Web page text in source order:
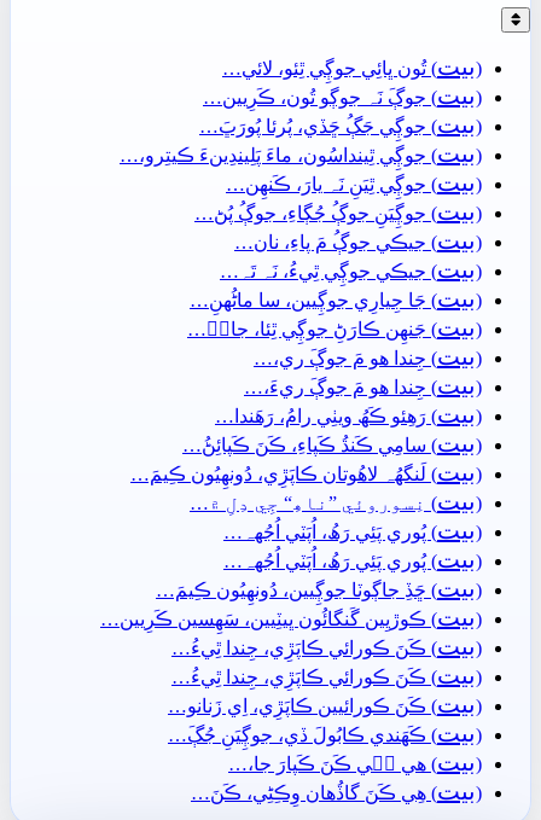
(بيت) تُون ڀائِي جوڳِي ٿِئو، لائي…
(بيت) جوڳَ نَہ جوڳو تُون، ڪَرِيين…
(بيت) جوڳِي جَڳُ ڇَڏي، پُرئا پُورَڀَ…
(بيت) جوڳِي ٿِينداسُون، ماءَ پَلِيندِينءَ ڪيتِرو،…
(بيت) جوڳِي ٿِيَنِ نَہ يارَ، ڪَنھِن…
(بيت) جوڳِيَنِ جوڳُ جُڳاءِ، جوڳُ پُڻ…
(بيت) جيڪي جوڳُ مَ پاءِ، نان…
(بيت) جيڪي جوڳِي ٿِيءُ، نَہ تَہ…
(بيت) جَا جِيارِي جوڳِيين، سا ماڻُهنِ…
(بيت) جَنھِن ڪارَڻِ جوڳِي ٿِئا، جانۡ…
(بيت) جِندا ھو مَ جوڳَ ري،…
(بيت) جِندا ھو مَ جوڳَ ريءَ،…
(بيت) رَھِئو ڪَھُ ويٺِي رامُ، رَھَندا…
(بيت) سامِي ڪَنڌُ ڪَپاءِ، ڪَنَ ڪَپائِڻُ…
(بيت) لَنگهُہ لاھُوتان ڪاپَڙِي، دُونھِيُون ڪِيمَ…
(بيت) نِسوروئي ”ناھِ“ جِي دِلِ ۾…
(بيت) پُوري پَئِي رَھُ، اُپَٽي اُجُهہ…
(بيت) پُوري پَئِي رَھُ، اُپَٽي اُجُهہ…
(بيت) ڇَڏِ جاڳوٽا جوڳِيين، دُونھِيُون ڪِيمَ…
(بيت) ڪوڙيِين گَنگائُون ڀيٽِيين، سَھِسين ڪَرِيين…
(بيت) ڪَنَ ڪورائي ڪاپَڙِي، جِندا ٿِيءُ…
(بيت) ڪَنَ ڪورائي ڪاپَڙِي، جِندا ٿِيءُ…
(بيت) ڪَنَ ڪورائيين ڪاپَڙِي، اِي زَنانو…
(بيت) ڪَھَندي ڪابُولَ ڏي، جوڳِيَنِ جُڳَ…
(بيت) ھي جٖي ڪَنَ ڪَپارَ جا،…
(بيت) ھِي ڪَنَ گاڏُھان وِڪِڻِي، ڪَنَ…